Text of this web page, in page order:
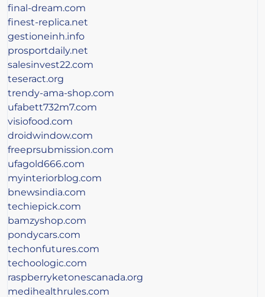
final-dream.com
finest-replica.net
gestioneinh.info
prosportdaily.net
salesinvest22.com
teseract.org
trendy-ama-shop.com
ufabett732m7.com
visiofood.com
droidwindow.com
freeprsubmission.com
ufagold666.com
myinteriorblog.com
bnewsindia.com
techiepick.com
bamzyshop.com
pondycars.com
techonfutures.com
techoologic.com
raspberryketonescanada.org
medihealthrules.com